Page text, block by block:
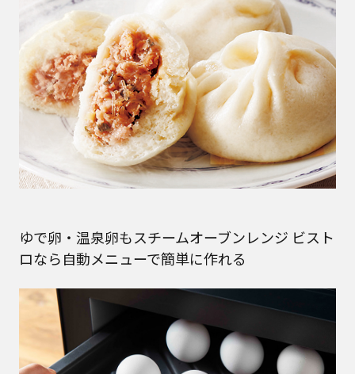
ゆで卵・温泉卵もスチームオーブンレンジ ビスト
ロなら自動メニューで簡単に作れる